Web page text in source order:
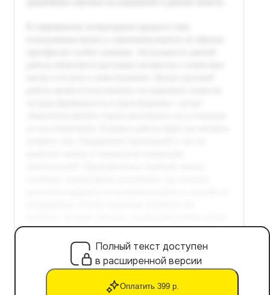
Полный текст доступен
в расширенной версии
Оплатить 399 р.